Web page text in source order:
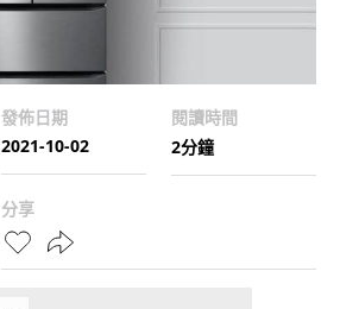
發佈日期
2021-10-02
閱讀時間
2分鐘
分享